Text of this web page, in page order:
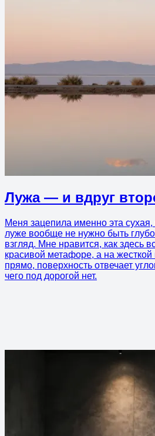
Лужа — и вдруг
Меня зацепила именно эта
луже вообще не нужно быть
взгляд. Мне нравится, как здесь
красивой метафоре, а на
прямо, поверхность отвечает
чего под дорогой нет.